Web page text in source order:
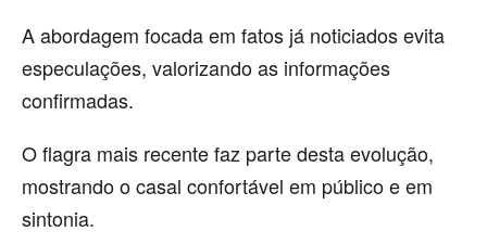
A abordagem focada em fatos já noticiados evita
especulações, valorizando as informações
confirmadas.
O flagra mais recente faz parte desta evolução,
mostrando o casal confortável em público e em
sintonia.